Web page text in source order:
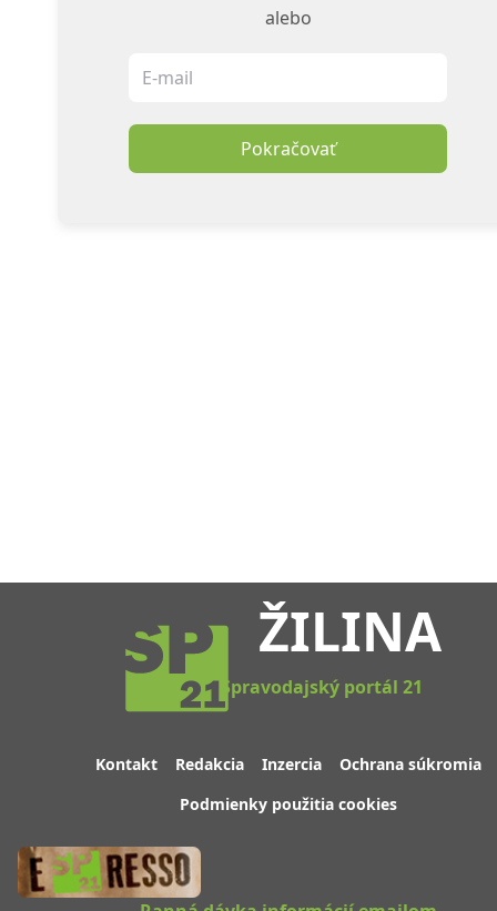
alebo
Pokračovať
ŽILINA
Spravodajský portál 21
Kontakt Redakcia Inzercia
Ochrana súkromia
Podmienky použitia cookies